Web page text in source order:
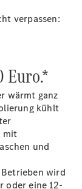
verpassen:
Euro.*
wärmt ganz
kühlt
mit
und
wird
oder eine 12-